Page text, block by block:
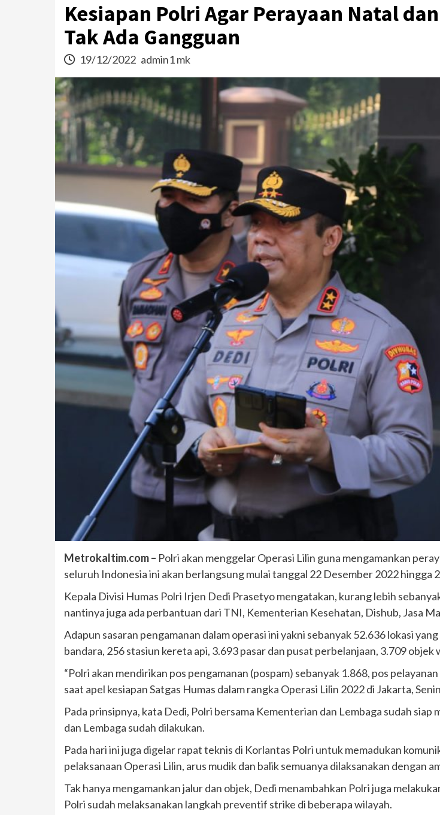
Kesiapan Polri Agar Perayaan Natal
Tak Ada Gangguan
19/12/2022 admin1 mk
Metrokaltim.com – Polri akan menggelar Operasi Lilin guna mengamankan
seluruh Indonesia ini akan berlangsung mulai tanggal 22 Desember 2022 hingga
Kepala Divisi Humas Polri Irjen Dedi Prasetyo mengatakan, kurang lebih
nantinya juga ada perbantuan dari TNI, Kementerian Kesehatan, Dishub, Jasa
Adapun sasaran pengamanan dalam operasi ini yakni sebanyak 52.636 lokasi
bandara, 256 stasiun kereta api, 3.693 pasar dan pusat perbelanjaan, 3.709
“Polri akan mendirikan pos pengamanan (pospam) sebanyak 1.868, pos
saat apel kesiapan Satgas Humas dalam rangka Operasi Lilin 2022 di Jakarta,
Pada prinsipnya, kata Dedi, Polri bersama Kementerian dan Lembaga sudah
dan Lembaga sudah dilakukan.
Pada hari ini juga digelar rapat teknis di Korlantas Polri untuk memadukan
pelaksanaan Operasi Lilin, arus mudik dan balik semuanya dilaksanakan dengan
Tak hanya mengamankan jalur dan objek, Dedi menambahkan Polri juga
Polri sudah melaksanakan langkah preventif strike di beberapa wilayah.